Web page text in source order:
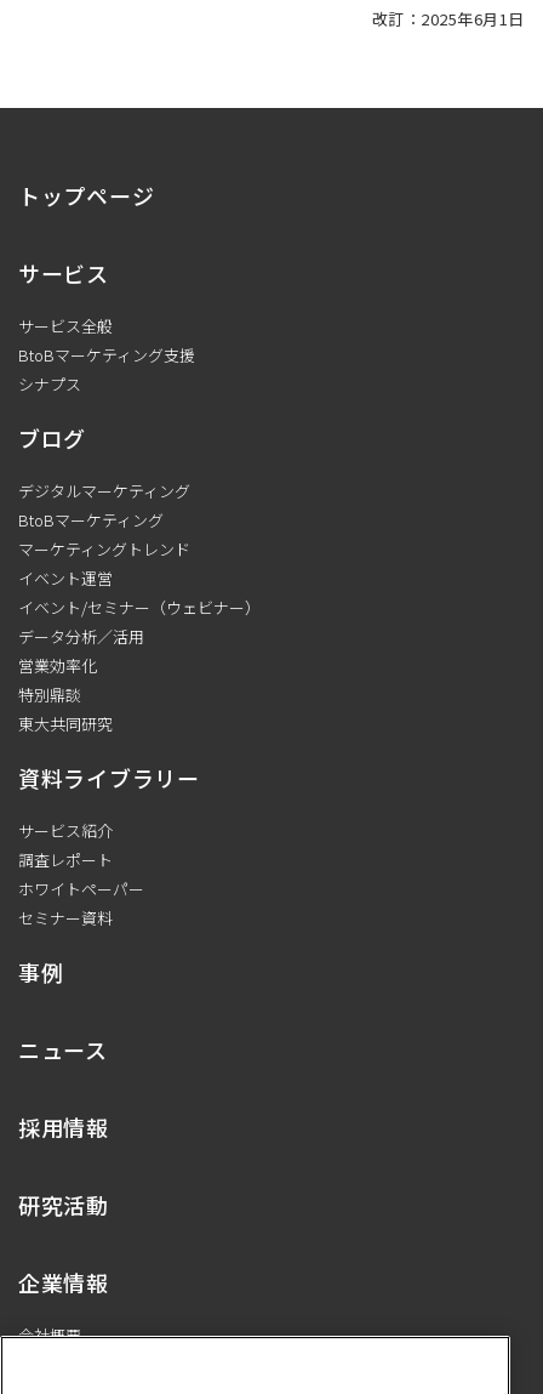
改訂：2025年6月1日
トップページ
サービス
サービス全般
BtoBマーケティング支援
シナプス
ブログ
デジタルマーケティング
BtoBマーケティング
マーケティングトレンド
イベント運営
イベント/セミナー（ウェビナー）
データ分析／活用
営業効率化
特別鼎談
東大共同研究
資料ライブラリー
サービス紹介
調査レポート
ホワイトペーパー
セミナー資料
事例
ニュース
採用情報
研究活動
企業情報
会社概要